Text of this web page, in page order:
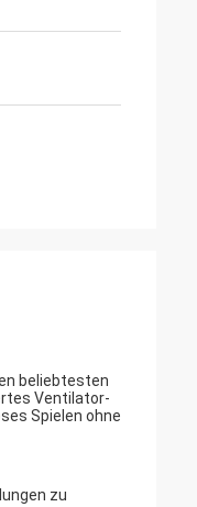
beliebtesten
Ventilator-
Spielen ohne
zu